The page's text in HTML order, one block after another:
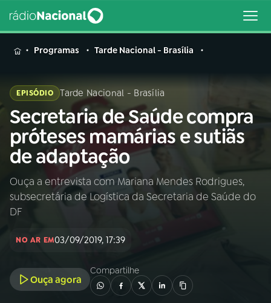
MENU
Buscar
na
Rádio
Nacional
Buscar
AO VIVO
Programas Tarde Nacional - Brasília
EPISÓDIO Tarde Nacional - Brasília
Secretaria de Saúde compra
próteses mamárias e sutiãs
de adaptação
Ouça a entrevista com Mariana Mendes Rodrigues,
subsecretária de Logística da Secretaria de Saúde do
DF
NO AR EM03/09/2019, 17:39
Ouça agora
Compartilhe